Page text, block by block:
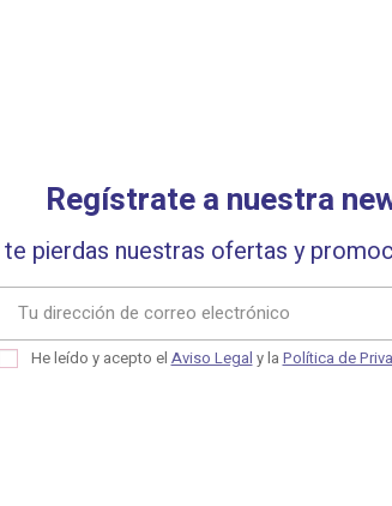
Regístrate a nuestra
pierdas nuestras ofertas y
He leído y acepto el Aviso Legal y la Política de